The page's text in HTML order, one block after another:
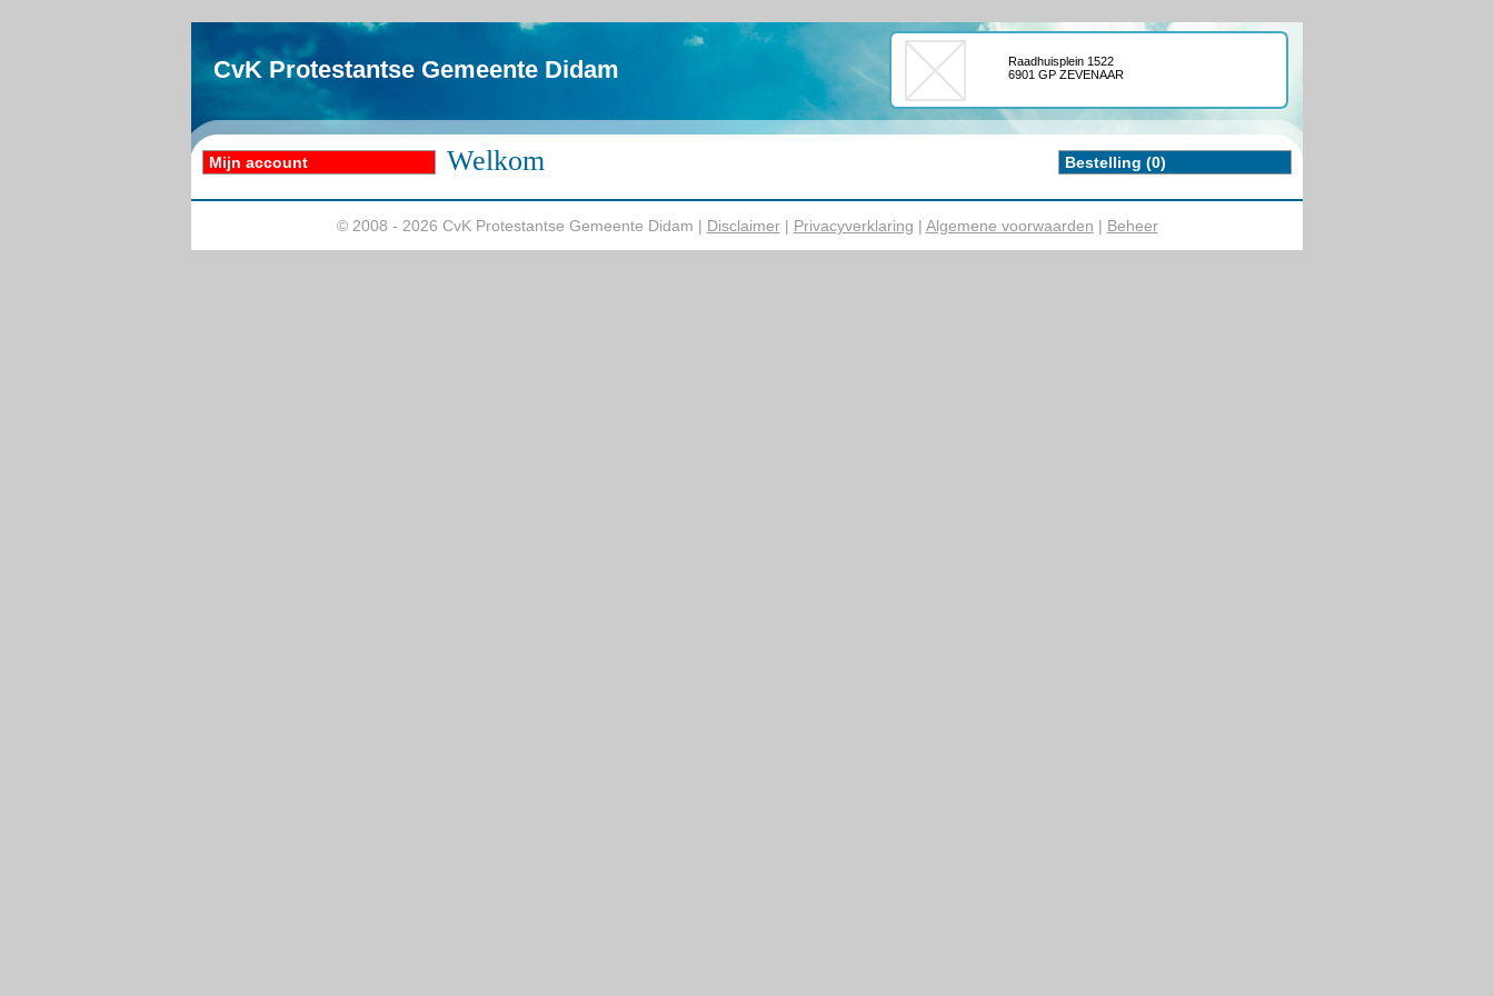
CvK Protestantse Gemeente Didam
Raadhuisplein 1522
6901 GP ZEVENAAR
Welkom
Mijn account Bestelling (0)
© 2008 - 2026 CvK Protestantse Gemeente Didam | Disclaimer| Privacyverklaring | Algemene voorwaarden | Beheer